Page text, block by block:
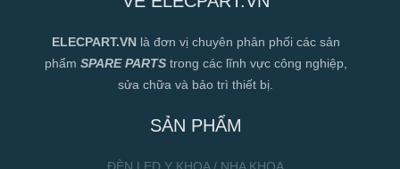
ELECPART.VN là đơn vị chuyên phân phối các sản
phẩm SPARE PARTStrong các lĩnh vực công nghiệp,
sửa chữa và bảo trì thiết bị.
SẢN PHẨM
ĐÈN LED Y KHOA / NHA KHOA